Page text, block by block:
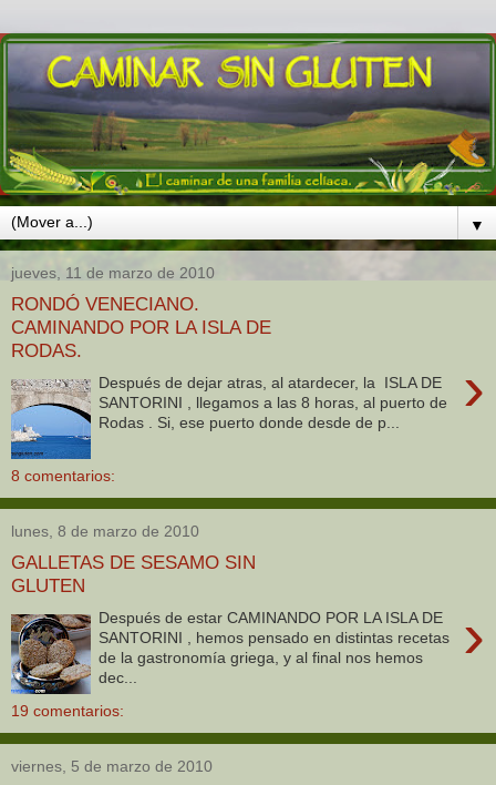
▼
jueves, 11 de marzo de 2010
RONDÓ VENECIANO.
CAMINANDO POR LA ISLA DE
RODAS.
›
Después de dejar atras, al atardecer, la ISLA DE
SANTORINI , llegamos a las 8 horas, al puerto de
Rodas . Si, ese puerto donde desde de p...
8 comentarios:
lunes, 8 de marzo de 2010
GALLETAS DE SESAMO SIN
GLUTEN
›
Después de estar CAMINANDO POR LA ISLA DE
SANTORINI , hemos pensado en distintas recetas
de la gastronomía griega, y al final nos hemos
dec...
19 comentarios:
viernes, 5 de marzo de 2010